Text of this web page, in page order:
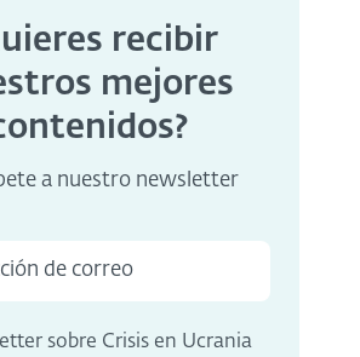
recibir
mejores
a nuestro newsletter
sobre Crisis en Ucrania